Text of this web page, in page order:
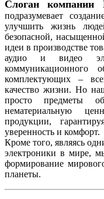
Слоган
подразумевает
улучшить жизнь
безопасной,
идеи в производстве
аудио и видео
коммуникационного
комплектующих –
качество жизни. Но
просто предметы
нематериальную
продукции,
уверенность и комфорт.
Кроме того, являясь
электроники в мире,
формирование
планеты.